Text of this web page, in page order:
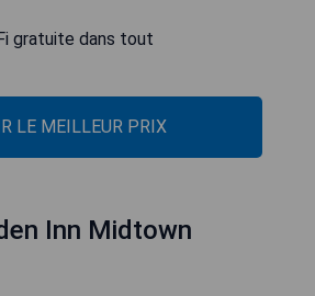
gratuite dans tout
LE MEILLEUR PRIX
Inn Midtown